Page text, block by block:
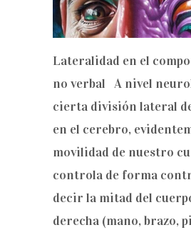
Lateralidad en el
no verbal A nivel
cierta división lateral
en el cerebro,
movilidad de nuestro
controla de forma
decir la mitad del
derecha (mano, brazo,